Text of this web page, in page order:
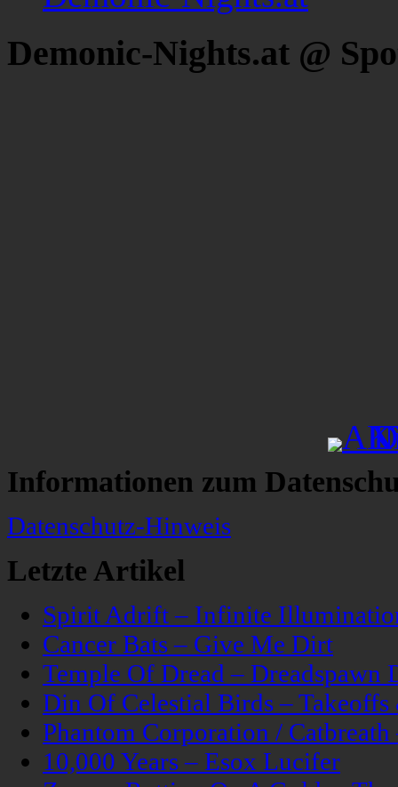
Demonic-Nights.at @
Informationen zum
Datenschutz-Hinweis
Letzte Artikel
Spirit Adrift – Infinite
Cancer Bats – Give Me Dirt
Temple Of Dread – Dreadspawn
Din Of Celestial Birds –
Phantom Corporation /
10,000 Years – Esox Lucifer